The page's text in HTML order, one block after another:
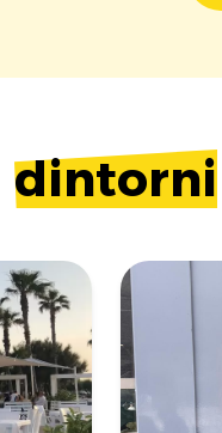
dintorni